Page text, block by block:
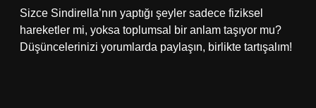
Sizce Sindirella’nın yaptığı şeyler sadece fiziksel
hareketler mi, yoksa toplumsal bir anlam taşıyor mu?
Düşüncelerinizi yorumlarda paylaşın, birlikte tartışalım!